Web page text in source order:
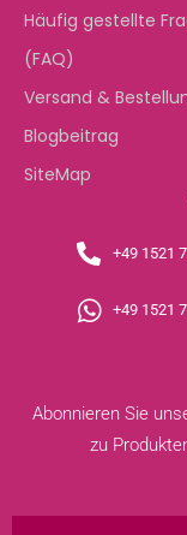
Häufig gestellte
(FAQ)
Versand &
Blogbeitrag
SiteMap
+49 1521
+49 1521
Abonnieren Sie
zu